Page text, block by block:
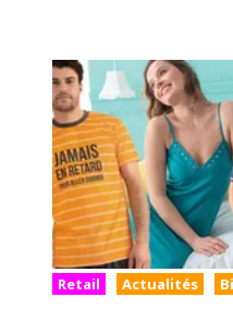
Retail Actualités